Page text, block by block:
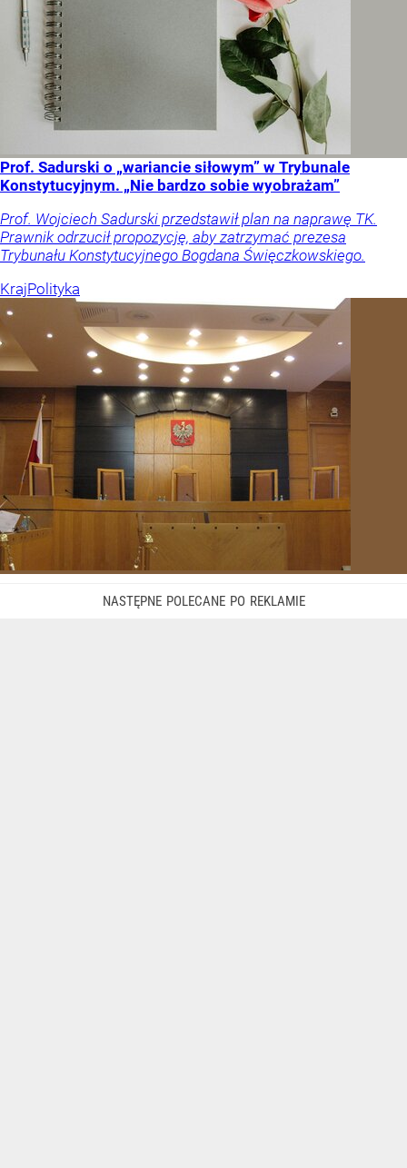
Prof. Sadurski o „wariancie siłowym” w Trybunale
Konstytucyjnym. „Nie bardzo sobie wyobrażam”
Prof. Wojciech Sadurski przedstawił plan na naprawę TK.
Prawnik odrzucił propozycję, aby zatrzymać prezesa
Trybunału Konstytucyjnego Bogdana Święczkowskiego.
KrajPolityka